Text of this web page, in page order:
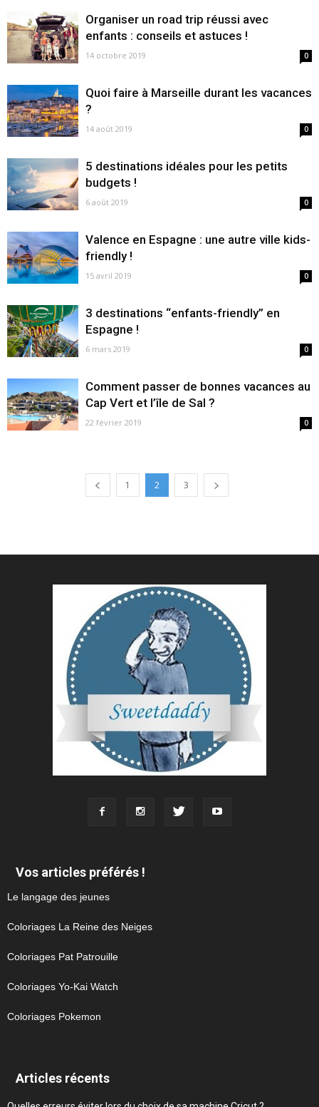
Organiser un road trip réussi avec
enfants : conseils et astuces !
14 octobre 2019 0
Quoi faire à Marseille durant les vacances
?
14 août 2019 0
5 destinations idéales pour les petits
budgets !
6 août 2019 0
Valence en Espagne : une autre ville kids-
friendly !
15 avril 2019 0
3 destinations “enfants-friendly” en
Espagne !
6 mars 2019 0
Comment passer de bonnes vacances au
Cap Vert et l’île de Sal ?
22 février 2019 0
1 2 3
Vos articles préférés !
Le langage des jeunes
Coloriages La Reine des Neiges
Coloriages Pat Patrouille
Coloriages Yo-Kai Watch
Coloriages Pokemon
Articles récents